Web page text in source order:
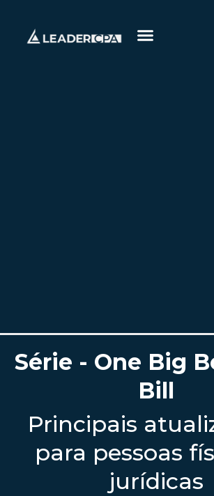
Série - One Big
Bill
Principais
para pessoas
jurídicas